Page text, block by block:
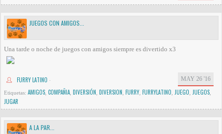
JUEGOS CON AMIGOS...
Una tarde o noche de juegos con amigos siempre es divertido x3
FURRY LATINO MAY 26 '16
·
Etiquetas: AMIGOS COMPAÑIA DIVERSIÓN DIVERSION FURRY FURRYLATINO JUEGO JUEGOS
JUGAR
A LA PAR...